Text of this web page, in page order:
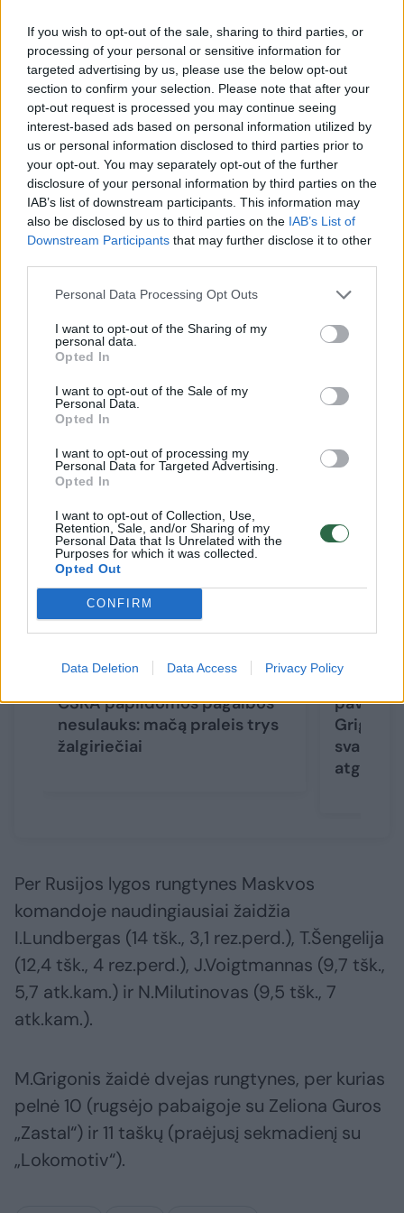
If you wish to opt-out of the sale, sharing to third parties, or
processing of your personal or sensitive information for
targeted advertising by us, please use the below opt-out
section to confirm your selection. Please note that after your
opt-out request is processed you may continue seeing
interest-based ads based on personal information utilized by
us or personal information disclosed to third parties prior to
your opt-out. You may separately opt-out of the further
disclosure of your personal information by third parties on the
IAB’s list of downstream participants. This information may
also be disclosed by us to third parties on the IAB’s List of
Downstream Participants that may further disclose it to other
Personal Data Processing Opt Outs
I want to opt-out of the Sharing of my
personal data.
Opted In
I want to opt-out of the Sale of my
Personal Data.
Opted In
I want to opt-out of processing my
Personal Data for Targeted Advertising.
Opted In
I want to opt-out of Collection, Use,
Retention, Sale, and/or Sharing of my
Personal Data that Is Unrelated with the
Purposes for which it was collected.
Opted Out
CONFIRM
Data Deletion Data Access Privacy Policy
CSKA abu pralaimėjimus patyrė lapkričio
pradžioje, kai tuščiomis grįžo iš dviejų išvykų.
Iš pradžių Maskvos krepšininkai nusileido
Talino „Kalev-Cramo“ komandai 56:67, o po
kelių dienų pripažino „Uniks“ pranašumą
64:69. Šias dvejas rungtynes maskviečiai
žaidė be M.Grigonio.
Praėjusį sekmadienį CSKA įtikinamai nugalėjo
Krasnodaro „Lokomotiv“ komandą 88:69
(A.Švedas 17, I.Lundbergas 13, N.Milutinovas
Susiję straipsniai
J. Zdovcas mūšyje prieš
CSKA papildomos pagalbos
nesulauks: mačą praleis trys
žalgiriečiai
CSKA
atgal į
Per Rusijos lygos rungtynes Maskvos
komandoje naudingiausiai žaidžia
I.Lundbergas (14 tšk., 3,1 rez.perd.), T.Šengelija
(12,4 tšk., 4 rez.perd.), J.Voigtmannas (9,7 tšk.,
5,7 atk.kam.) ir N.Milutinovas (9,5 tšk., 7
atk.kam.).
M.Grigonis žaidė dvejas rungtynes, per kurias
pelnė 10 (rugsėjo pabaigoje su Zeliona Guros
„Zastal“) ir 11 taškų (praėjusį sekmadienį su
„Lokomotiv“).